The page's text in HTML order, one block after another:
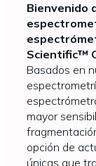
Bienvenido
Scientific™
Basados en
mayor
opción de
únicas que